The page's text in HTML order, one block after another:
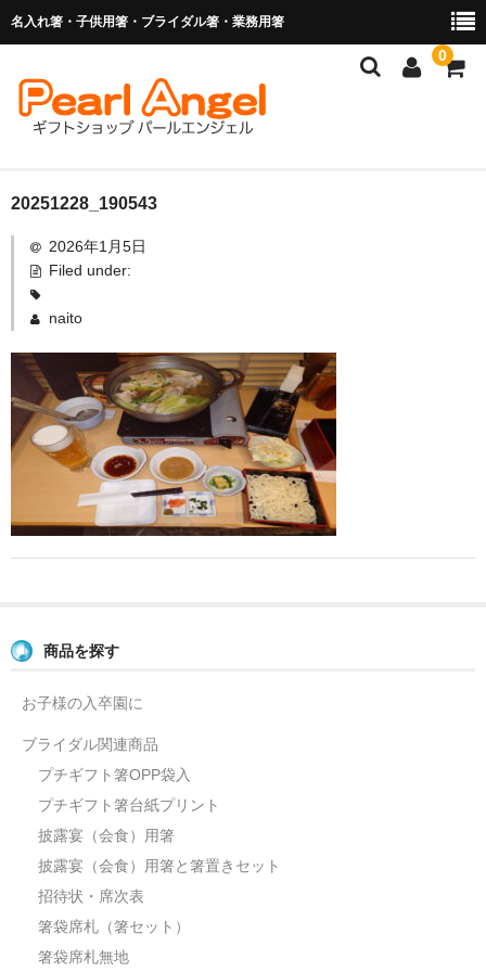
名入れ箸・子供用箸・ブライダル箸・業務用箸
0
商品を探す
お子様の入卒園に
業務用箸（食洗機対応）
マイ箸・箸袋
ご利用ガイド
よくあるご質問
20251228_190543
2026年1月5日
Filed under:
naito
商品を探す
お子様の入卒園に
ブライダル関連商品
プチギフト箸OPP袋入
プチギフト箸台紙プリント
披露宴（会食）用箸
披露宴（会食）用箸と箸置きセット
招待状・席次表
箸袋席札（箸セット）
箸袋席札無地